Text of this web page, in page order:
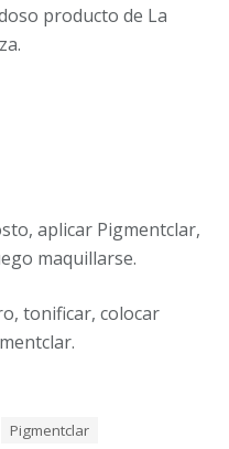
producto de La
aplicar Pigmentclar,
maquillarse.
tonificar, colocar
Pigmentclar